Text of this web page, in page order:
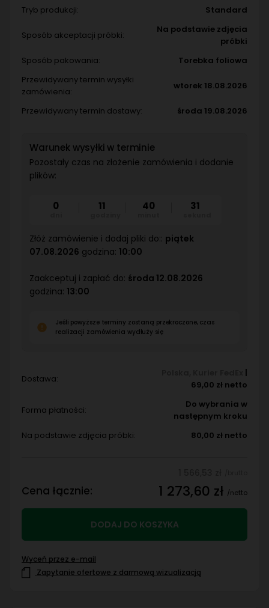
Tryb produkcji:
Standard
Sposób akceptacji próbki:
Na podstawie zdjęcia
próbki
Sposób pakowania:
Torebka foliowa
Przewidywany termin wysyłki
zamówienia:
wtorek 18.08.2026
Przewidywany termin dostawy: środa 19.08.2026
Warunek wysyłki w terminie
Pozostały czas na złożenie zamówienia i dodanie
plików:
0 11 40 28
Złóż zamówienie i dodaj pliki do:: piątek
07.08.2026 godzina: 10:00
Zaakceptuj i zapłać do: środa 12.08.2026
godzina: 13:00
Jeśli powyższe terminy zostaną przekroczone, czas
realizacji zamówienia wydłuży się
Dostawa:
|
69,00 zł netto
Forma płatności:
Do wybrania w
następnym kroku
Na podstawie zdjęcia próbki:
80,00 zł netto
Cena łącznie: 1 273,60 zł /netto
DODAJ DO KOSZYKA
Wyceń przez e-mail
Zapytanie ofertowe z darmową wizualizacją